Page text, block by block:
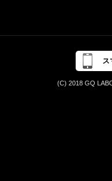
ス
(C) 2018 GQ